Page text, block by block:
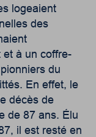
logeaient
des
et à un coffre-
du
En effet, le
décès de
de 87 ans. Élu
il est resté en